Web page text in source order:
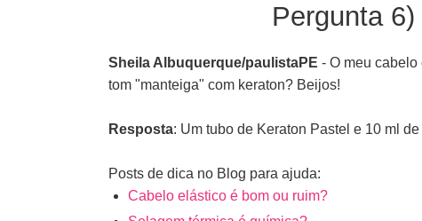
Pergunta
Sheila Albuquerque/paulistaPE - O meu
tom "manteiga" com keraton? Beijos!
Resposta: Um tubo de Keraton Pastel e 10 ml
Posts de dica no Blog para ajuda:
Cabelo elástico é bom ou ruim?